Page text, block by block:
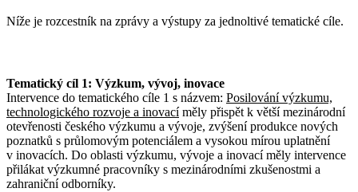
Níže je rozcestník na zprávy a výstupy za jednoltivé tematické cíle.
Tematický cíl 1: Výzkum, vývoj, inovace
Intervence do tematického cíle 1 s názvem: Posilování výzkumu,
technologického rozvoje a inovacíměly přispět k větší mezinárodní
otevřenosti českého výzkumu a vývoje, zvýšení produkce nových
poznatků s průlomovým potenciálem a vysokou mírou uplatnění
v inovacích. Do oblasti výzkumu, vývoje a inovací měly intervence
přilákat výzkumné pracovníky s mezinárodními zkušenostmi a
zahraniční odborníky.